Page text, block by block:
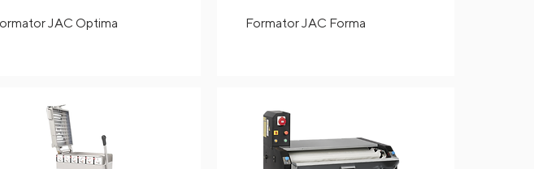
JAC Optima Formator JAC Forma